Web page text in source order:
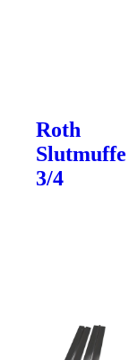
Roth
Slutmuffe
3/4